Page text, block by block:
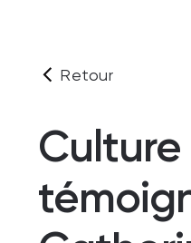
Retour